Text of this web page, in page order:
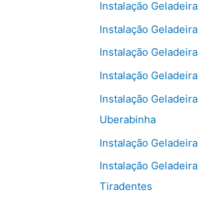
Instalação
Instalação
Instalação
Instalação
Instalação
Uberabinha
Instalação
Instalação
Tiradentes